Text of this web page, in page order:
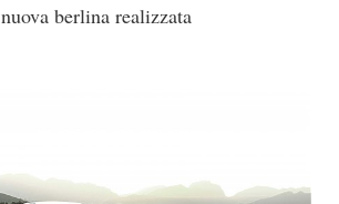
berlina realizzata